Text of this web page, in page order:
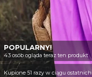
POPULARNY!
43 osób ogląda teraz ten produkt
Kupione 51 razy w ciągu